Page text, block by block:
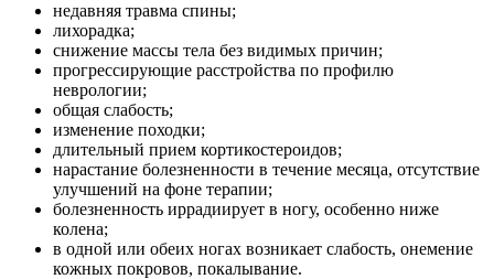
недавняя травма спины;
лихорадка;
снижение массы тела без видимых причин;
прогрессирующие расстройства по профилю
неврологии;
общая слабость;
изменение походки;
длительный прием кортикостероидов;
нарастание болезненности в течение месяца, отсутствие
улучшений на фоне терапии;
болезненность иррадиирует в ногу, особенно ниже
колена;
в одной или обеих ногах возникает слабость, онемение
кожных покровов, покалывание.